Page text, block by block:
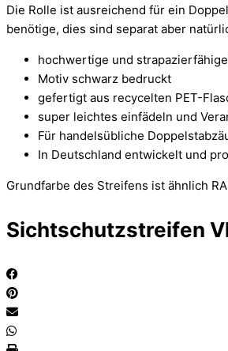
Die Rolle ist ausreichend für ein
benötige, dies sind separat aber
hochwertige und
Motiv schwarz bedruckt
gefertigt aus recycelten PET-
super leichtes einfädeln und
Für handelsübliche
In Deutschland entwickelt und
Grundfarbe des Streifens ist ähnlich
Sichtschutzstreifen